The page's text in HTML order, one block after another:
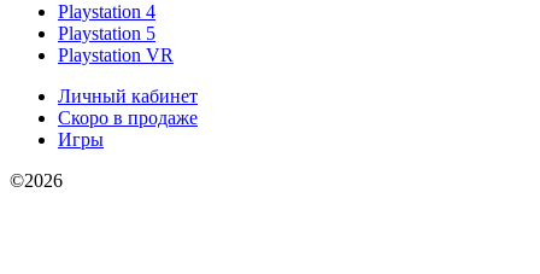
Playstation 4
Playstation 5
Playstation VR
Личный кабинет
Скоро в продаже
Игры
©2026